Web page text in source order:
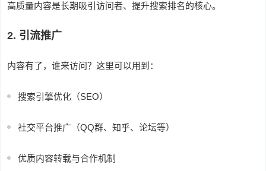
高质量内容是长期吸引访问者、提升搜索排名的核心。
2. 引流推广
内容有了，谁来访问？这里可以用到：
搜索引擎优化（SEO）
社交平台推广（QQ群、知乎、论坛等）
优质内容转载与合作机制